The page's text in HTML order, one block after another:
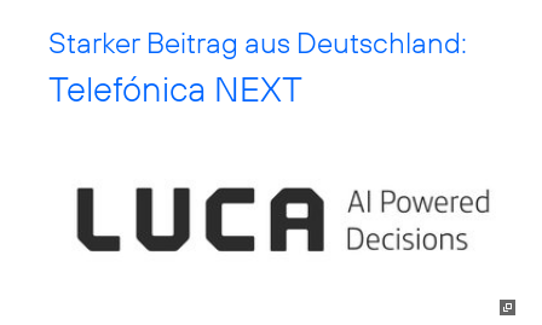
Starker Beitrag aus Deutschland:
Telefónica NEXT